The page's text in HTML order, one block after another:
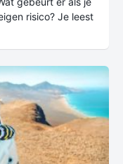
risico? Je leest